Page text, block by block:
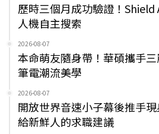
歷時三個月成功驗證！Shield
人機自主搜索
2026-08-07
本命萌友隨身帶！華碩攜手
筆電潮流美學
2026-08-07
開放世界音速小子幕後推手
給新鮮人的求職建議